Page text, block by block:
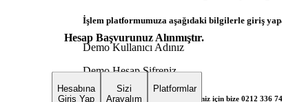
Hesap Başvurunuz Alınmıştır.
Hesabına
Giriş Yap
Sizi
Arayalım
Platformlar
İşlem platformumuza aşağıdaki bilgilerle giriş
Demo Kullanıcı Adınız
Demo Hesap Şifreniz
Bilgi ve gerçek hesap açılış talepleriniz için bize 0212 336